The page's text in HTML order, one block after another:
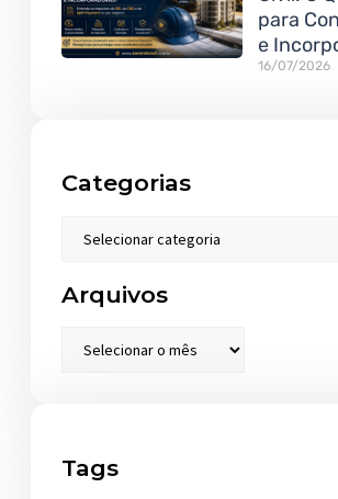
para
e
16/07/2026
Categorias
Arquivos
Tags